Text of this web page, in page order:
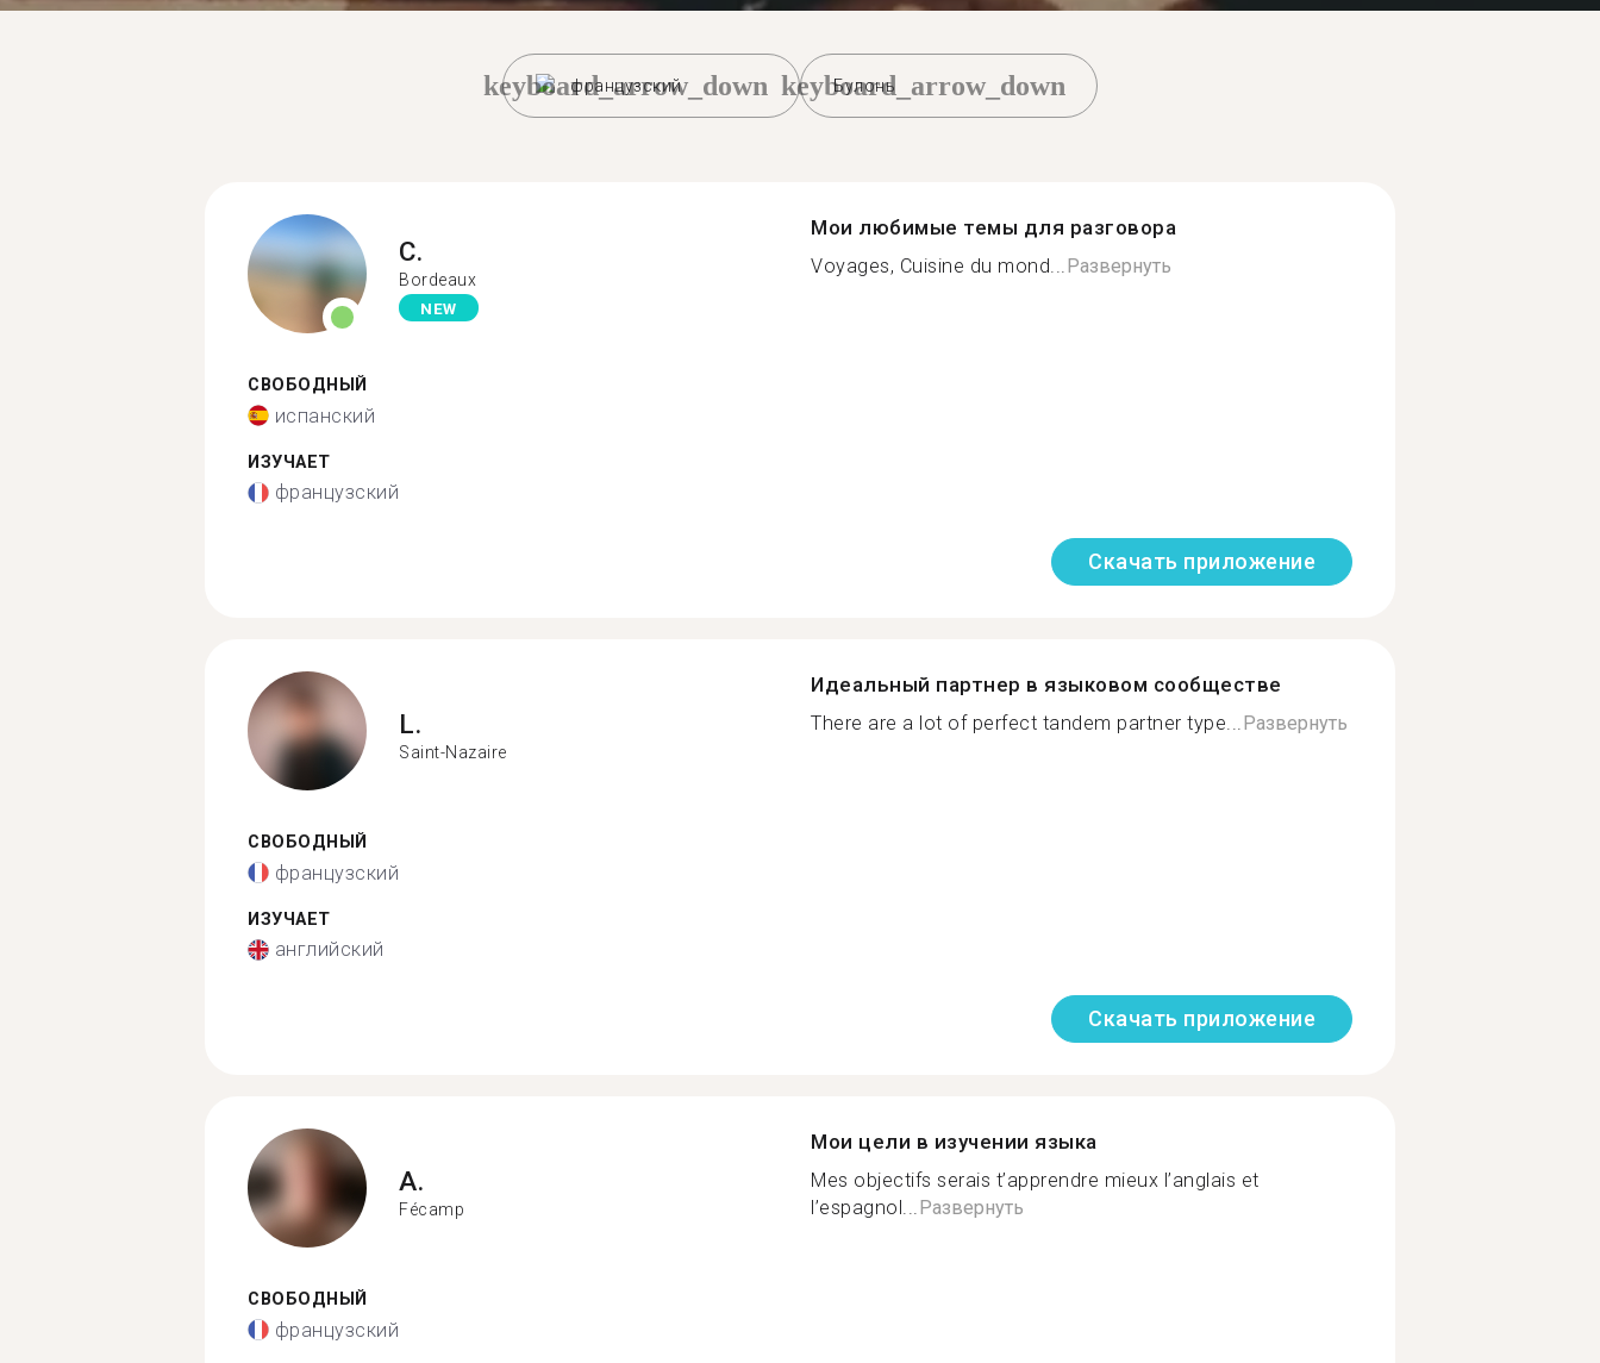
французский
keyboard_arrow_down Булонь
keyboard_arrow_down
C.
Bordeaux
NEW
СВОБОДНЫЙ
испанский
ИЗУЧАЕТ
французский
Мои любимые темы для разговора
Voyages, Cuisine du mond...Развернуть
Скачать приложение
L.
Saint-Nazaire
СВОБОДНЫЙ
французский
ИЗУЧАЕТ
английский
Идеальный партнер в языковом сообществе
There are a lot of perfect tandem partner type...Развернуть
Скачать приложение
A.
Fécamp
СВОБОДНЫЙ
французский
Мои цели в изучении языка
Mes objectifs serais t’apprendre mieux l’anglais et
l’espagnol...Развернуть